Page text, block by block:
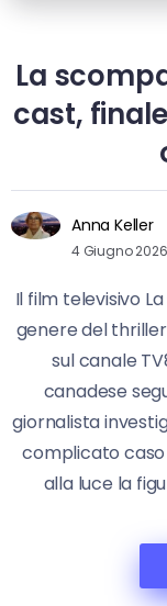
La
cast,
Anna Keller
4 Giugno 2026
Il film televisivo
genere del
sul canale
canadese
giornalista
complicato
alla luce la